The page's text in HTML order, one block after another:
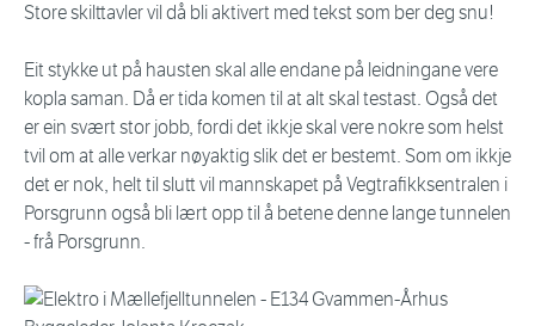
Store skilttavler vil då bli aktivert med tekst som ber deg snu!
Eit stykke ut på hausten skal alle endane på leidningane vere
kopla saman. Då er tida komen til at alt skal testast. Også det
er ein svært stor jobb, fordi det ikkje skal vere nokre som helst
tvil om at alle verkar nøyaktig slik det er bestemt. Som om ikkje
det er nok, helt til slutt vil mannskapet på Vegtrafikksentralen i
Porsgrunn også bli lært opp til å betene denne lange tunnelen
- frå Porsgrunn.